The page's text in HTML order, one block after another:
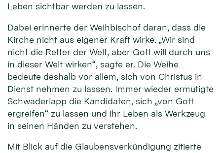
Leben sichtbar werden zu lassen.
Dabei erinnerte der Weihbischof daran, dass die
Kirche nicht aus eigener Kraft wirke. „Wir sind
nicht die Retter der Welt, aber Gott will durch uns
in dieser Welt wirken“, sagte er. Die Weihe
bedeute deshalb vor allem, sich von Christus in
Dienst nehmen zu lassen. Immer wieder ermutigte
Schwaderlapp die Kandidaten, sich „von Gott
ergreifen“ zu lassen und ihr Leben als Werkzeug
in seinen Händen zu verstehen.
Mit Blick auf die Glaubensverkündigung zitierte